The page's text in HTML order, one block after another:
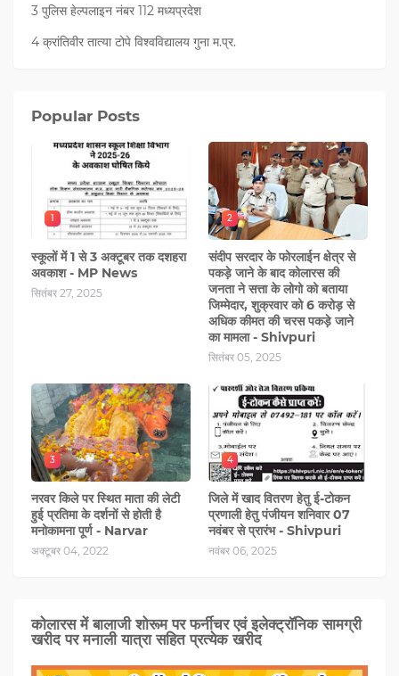
3 पुलिस हेल्पलाइन नंबर 112 मध्‍यप्रदेश
4 क्रांतिवीर तात्या टोपे विश्वविद्यालय गुना म.प्र.
Popular Posts
1
स्कूलों में 1 से 3 अक्टूबर तक दशहरा
अवकाश - MP News
सितंबर 27, 2025
2
संदीप सरदार के फोरलाईन क्षेत्र से
पकड़े जाने के बाद कोलारस की
जनता ने सत्ता के लोगो को बताया
जिम्मेदार, शुक्रवार को 6 करोड़ से
अधिक कीमत की चरस पकड़े जाने
का मामला - Shivpuri
सितंबर 05, 2025
3
नरवर किले पर स्थित माता की लेटी
हुई प्रतिमा के दर्शनों से होती है
मनोकामना पूर्ण - Narvar
अक्टूबर 04, 2022
4
जिले में खाद वितरण हेतु ई-टोकन
प्रणाली हेतु पंजीयन शनिवार 07
नवंबर से प्रारंभ - Shivpuri
नवंबर 06, 2025
कोलारस में बालाजी शोरूम पर फर्नीचर एवं इलेक्ट्रॉनिक सामग्री
खरीद पर मनाली यात्रा सहित प्रत्‍येक खरीद